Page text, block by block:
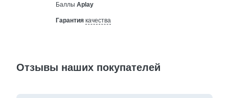
Баллы Aplay
Гарантия качества
Отзывы наших покупателей